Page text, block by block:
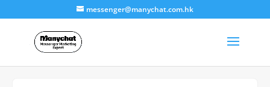
messenger@manychat.com.hk